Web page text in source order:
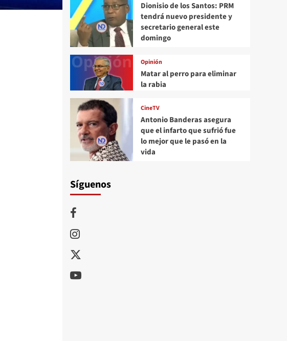
Dionisio de los Santos: PRM
tendrá nuevo presidente y
secretario general este
domingo
Opinión
Matar al perro para eliminar
la rabia
CineTV
Antonio Banderas asegura
que el infarto que sufrió fue
lo mejor que le pasó en la
vida
Síguenos